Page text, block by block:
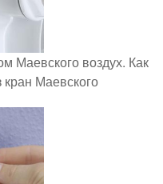
Маевского воздух. Как
кран Маевского